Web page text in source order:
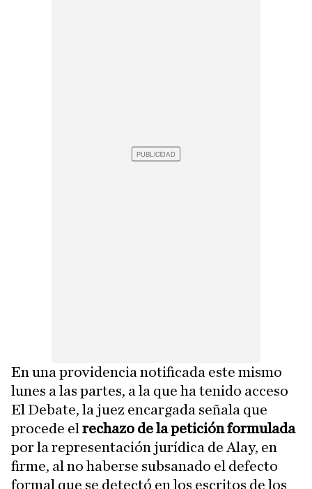
En una providencia notificada este mismo
lunes a las partes, a la que ha tenido acceso
El Debate, la juez encargada señala que
procede el rechazo de la petición formulada
por la representación jurídica de Alay, en
firme, al no haberse subsanado el defecto
formal que se detectó en los escritos de los